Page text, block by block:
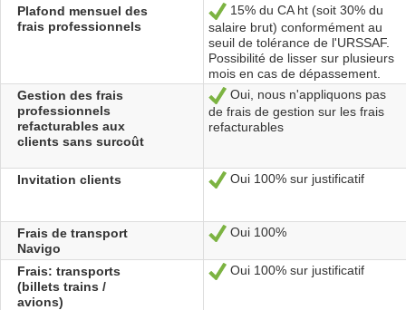
Plafond mensuel des
frais professionnels
Sí
15% du CA ht (soit 30% du
salaire brut) conformément au
seuil de tolérance de l'URSSAF.
Possibilité de lisser sur plusieurs
mois en cas de dépassement.
Gestion des frais
professionnels
refacturables aux
clients sans surcoût
Sí
Oui, nous n'appliquons pas
de frais de gestion sur les frais
refacturables
Invitation clients Sí
Oui 100% sur justificatif
Frais de transport
Navigo
Sí
Oui 100%
Frais: transports
(billets trains /
avions)
Sí
Oui 100% sur justificatif